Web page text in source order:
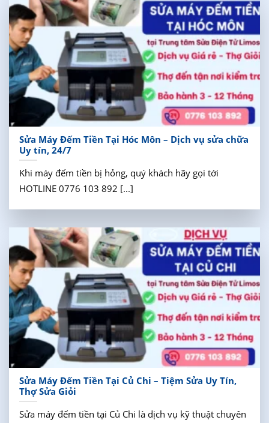
Sửa Máy Đếm Tiền Tại Hóc Môn – Dịch vụ sửa chữa
Uy tín, 24/7
Khi máy đếm tiền bị hỏng, quý khách hãy gọi tới
HOTLINE 0776 103 892 [...]
Sửa Máy Đếm Tiền Tại Củ Chi – Tiệm Sửa Uy Tín,
Thợ Sửa Giỏi
Sửa máy đếm tiền tại Củ Chi là dịch vụ kỹ thuật chuyên